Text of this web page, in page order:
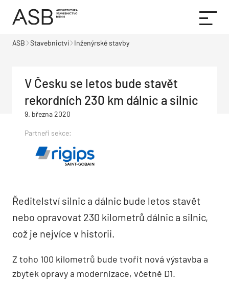
ASB Stavebnictví Inženýrské stavby
V Česku se letos bude stavět
rekordních 230 km dálnic a silnic
9. března 2020
Partneři sekce:
Ředitelství silnic a dálnic bude letos stavět
nebo opravovat 230 kilometrů dálnic a silnic,
což je nejvíce v historii.
Z toho 100 kilometrů bude tvořit nová výstavba a
zbytek opravy a modernizace, včetně D1.